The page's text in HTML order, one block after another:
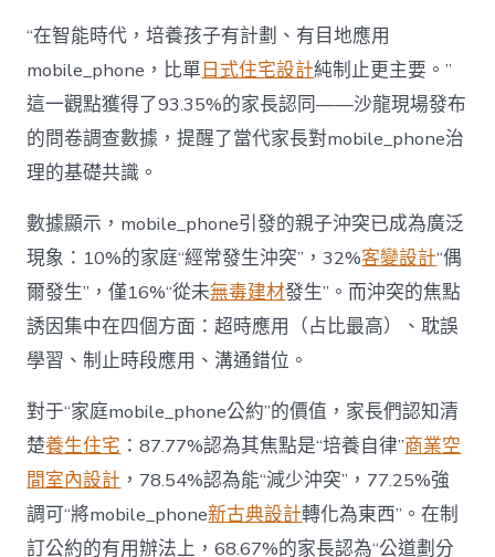
東
西”，
而
非
“家
庭
中
“在智能時代，培養孩子有計劃、有目地應用
mobile_phone，比單日式住宅設計純制止更主要。”
這一觀點獲得了93.35%的家長認同——沙龍現場發布
的問卷調查數據，提醒了當代家長對mobile_phone治
理的基礎共識。
數據顯示，mobile_phone引發的親子沖突已成為廣泛
現象：10%的家庭“經常發生沖突”，32%客變設計“偶
爾發生”，僅16%“從未無毒建材發生”。而沖突的焦點
誘因集中在四個方面：超時應用（占比最高）、耽誤
學習、制止時段應用、溝通錯位。
對于“家庭mobile_phone公約”的價值，家長們認知清
楚養生住宅 ：87.77%認為其焦點是“培養自律”商業空
間室內設計 ，78.54%認為能“減少沖突”，77.25%強
調可“將mobile_phone新古典設計轉化為東西”。在制
訂公約的有用辦法上，68.67%的家長認為“公道劃分